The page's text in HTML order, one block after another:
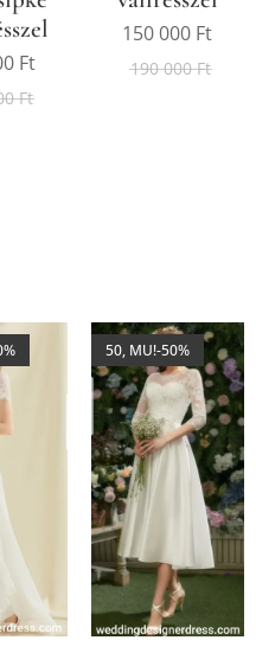
Ft
Ft
150 000 Ft
190 000Ft
50, MU!-50%